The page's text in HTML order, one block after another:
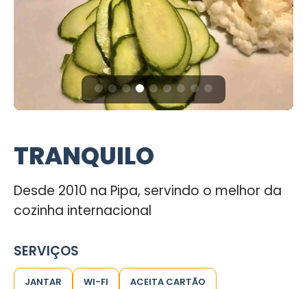
TRANQUILO
Desde 2010 na Pipa, servindo o melhor da
cozinha internacional
SERVIÇOS
JANTAR WI-FI ACEITA CARTÃO